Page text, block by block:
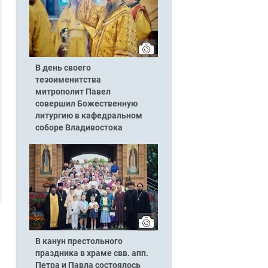
В день своего
тезоименитства
митрополит Павел
совершил Божественную
литургию в кафедральном
соборе Владивостока
В канун престольного
праздника в храме свв. апп.
Петра и Павла состоялось